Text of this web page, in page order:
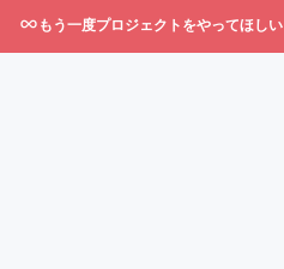
もう一度プロジェクトをやってほしい